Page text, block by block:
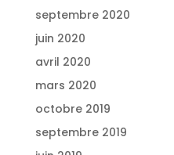
septembre 2020
juin 2020
avril 2020
mars 2020
octobre 2019
septembre 2019